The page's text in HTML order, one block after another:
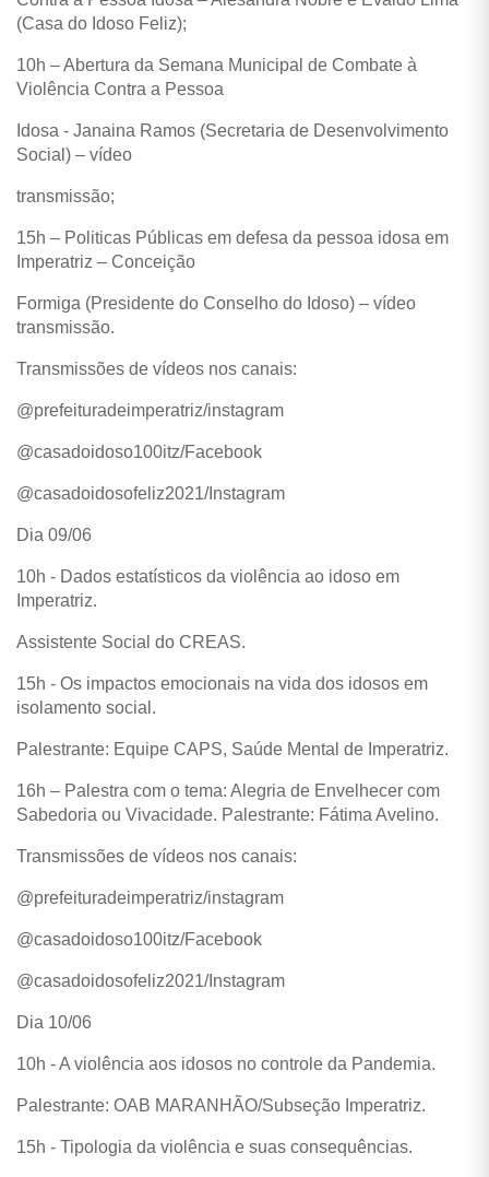
(Casa do Idoso Feliz);
10h – Abertura da Semana Municipal de Combate à
Violência Contra a Pessoa
Idosa - Janaina Ramos (Secretaria de Desenvolvimento
Social) – vídeo
transmissão;
15h – Politicas Públicas em defesa da pessoa idosa em
Imperatriz – Conceição
Formiga (Presidente do Conselho do Idoso) – vídeo
transmissão.
Transmissões de vídeos nos canais:
@prefeituradeimperatriz/instagram
@casadoidoso100itz/Facebook
@casadoidosofeliz2021/Instagram
Dia 09/06
10h - Dados estatísticos da violência ao idoso em
Imperatriz.
Assistente Social do CREAS.
15h - Os impactos emocionais na vida dos idosos em
isolamento social.
Palestrante: Equipe CAPS, Saúde Mental de Imperatriz.
16h – Palestra com o tema: Alegria de Envelhecer com
Sabedoria ou Vivacidade. Palestrante: Fátima Avelino.
Transmissões de vídeos nos canais:
@prefeituradeimperatriz/instagram
@casadoidoso100itz/Facebook
@casadoidosofeliz2021/Instagram
Dia 10/06
10h - A violência aos idosos no controle da Pandemia.
Palestrante: OAB MARANHÃO/Subseção Imperatriz.
15h - Tipologia da violência e suas consequências.